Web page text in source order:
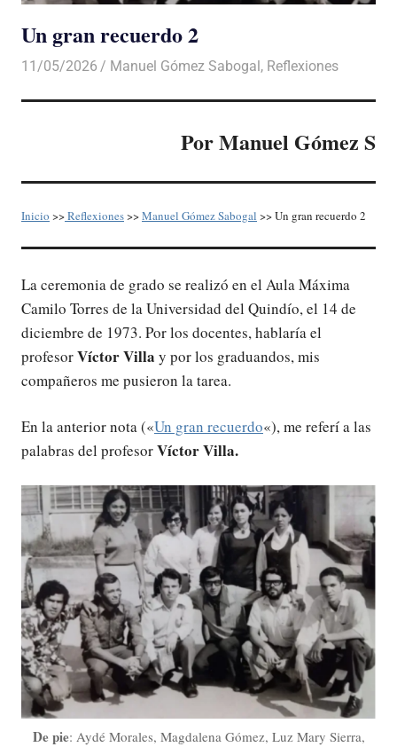
Un gran recuerdo 2
11/05/2026 De todo un Poco
Manuel Gómez Sabogal, Reflexiones
Por Manuel Gómez S
Inicio >>Reflexiones>>Manuel Gómez Sabogal >> Un gran recuerdo 2
La ceremonia de grado se realizó en el Aula Máxima
Camilo Torres de la Universidad del Quindío, el 14 de
diciembre de 1973. Por los docentes, hablaría el
profesorVíctorVilla y por los graduandos, mis
compañeros me pusieron la tarea.
En la anterior nota («Un gran recuerdo«), me referí a las
palabras del profesorVíctor Villa.
De pie: Aydé Morales, Magdalena Gómez, Luz Mary Sierra,